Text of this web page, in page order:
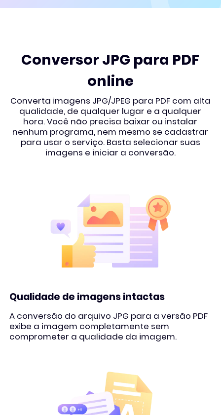
Conversor JPG para PDF
online
Converta imagens JPG/JPEG para PDF com alta
qualidade, de qualquer lugar e a qualquer
hora. Você não precisa baixar ou instalar
nenhum programa, nem mesmo se cadastrar
para usar o serviço. Basta selecionar suas
imagens e iniciar a conversão.
Qualidade de imagens intactas
A conversão do arquivo JPG para a versão PDF
exibe a imagem completamente sem
comprometer a qualidade da imagem.